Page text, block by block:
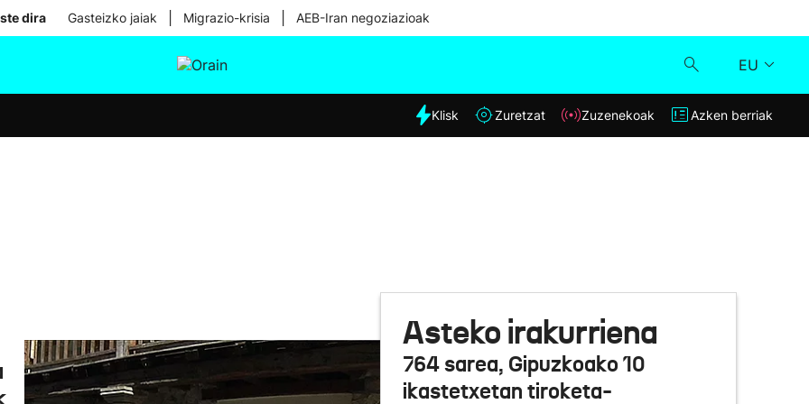
dira Gasteizko jaiak Migrazio-krisia AEB-Iran negoziazioak
EU
Eguraldia
Klisk
Azken berriak
Klisk Zuretzat Zuzenekoak Azken berriak
Asteko irakurriena
764 sarea, Gipuzkoako 10
ikastetxetan tiroketa-